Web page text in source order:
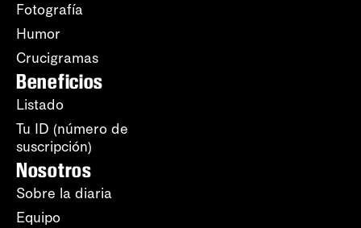
Fotografía
Humor
Crucigramas
Beneficios
Listado
Tu ID (número de
suscripción)
Nosotros
Sobre la diaria
Equipo